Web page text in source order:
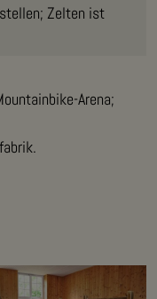
Zelten ist
Arena;